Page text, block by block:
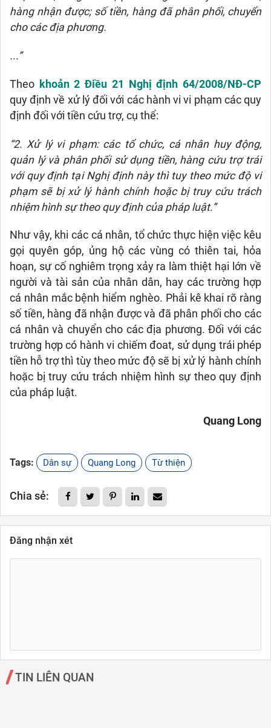
hàng nhận được; số tiền, hàng đã phân phối, chuyển
cho các địa phương.
...”
Theo khoản 2 Điều 21 Nghị định 64/2008/NĐ-CP
quy định về xử lý đối với các hành vi vi phạm các quy
định đối với tiền cứu trợ, cụ thể:
“2. Xử lý vi phạm: các tổ chức, cá nhân huy động,
quản lý và phân phối sử dụng tiền, hàng cứu trợ trái
với quy định tại Nghị định này thì tuy theo mức độ vi
phạm sẽ bị xử lý hành chính hoặc bị truy cứu trách
nhiệm hình sự theo quy định của pháp luật.”
Như vậy, khi các cá nhân, tổ chức thực hiện việc kêu
gọi quyên góp, ủng hộ các vùng có thiên tai, hỏa
hoạn, sự cố nghiêm trọng xảy ra làm thiệt hại lớn về
người và tài sản của nhân dân, hay các trường hợp
cá nhân mắc bệnh hiểm nghèo. Phải kê khai rõ ràng
số tiền, hàng đã nhận được và đã phân phối cho các
cá nhân và chuyển cho các địa phương. Đối với các
trường hợp có hành vi chiếm đoat, sử dụng trái phép
tiền hỗ trợ thì tùy theo mức độ sẽ bị xử lý hành chính
hoặc bị truy cứu trách nhiệm hình sự theo quy định
của pháp luật.
Quang Long
Tags: Dân sự Quang Long Từ thiện
Chia sẻ:
Đăng nhận xét
TIN LIÊN QUAN